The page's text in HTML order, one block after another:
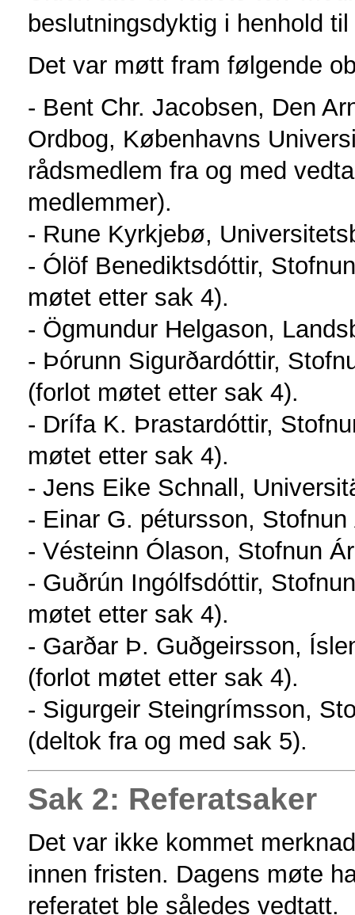
beslutningsdyktig i henhold
Det var møtt fram følgende
- Bent Chr. Jacobsen, Den
Ordbog, Københavns
rådsmedlem fra og med
medlemmer).
- Rune Kyrkjebø,
- Ólöf Benediktsdóttir,
møtet etter sak 4).
- Ögmundur Helgason,
- Þórunn Sigurðardóttir,
(forlot møtet etter sak 4).
- Drífa K. Þrastardóttir,
møtet etter sak 4).
- Jens Eike Schnall,
- Einar G. pétursson,
- Vésteinn Ólason, Stofnun
- Guðrún Ingólfsdóttir,
møtet etter sak 4).
- Garðar Þ. Guðgeirsson,
(forlot møtet etter sak 4).
- Sigurgeir Steingrímsson,
(deltok fra og med sak 5).
Sak 2: Referatsaker
Det var ikke kommet
innen fristen. Dagens møte
referatet ble således vedtatt.